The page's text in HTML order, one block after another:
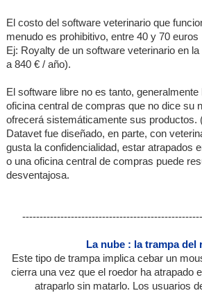
El costo del software veterinario que
menudo es prohibitivo, entre 40 y 70
Ej: Royalty de un software veterinario en
a 840 € / año).
El software libre no es tanto,
oficina central de compras que no dice su
ofrecerá sistemáticamente sus productos.
Datavet fue diseñado, en parte, con
gusta la confidencialidad, estar atrapados
o una oficina central de compras puede
desventajosa.
La nube : la trampa del
Este tipo de trampa implica cebar un
cierra una vez que el roedor ha atrapado
atraparlo sin matarlo. Los usuarios